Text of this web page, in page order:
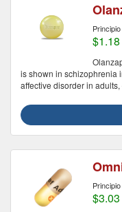
$1.18
is shown in schizophrenia
affective disorder in
$3.03